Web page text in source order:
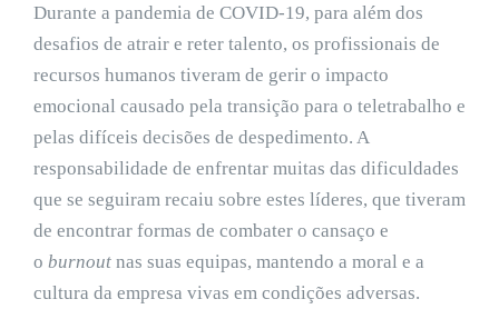
Durante a pandemia de COVID-19, para além dos
desafios de atrair e reter talento, os profissionais de
recursos humanos tiveram de gerir o impacto
emocional causado pela transição para o teletrabalho e
pelas difíceis decisões de despedimento. A
responsabilidade de enfrentar muitas das dificuldades
que se seguiram recaiu sobre estes líderes, que tiveram
de encontrar formas de combater o cansaço e
o burnout nas suas equipas, mantendo a moral e a
cultura da empresa vivas em condições adversas.